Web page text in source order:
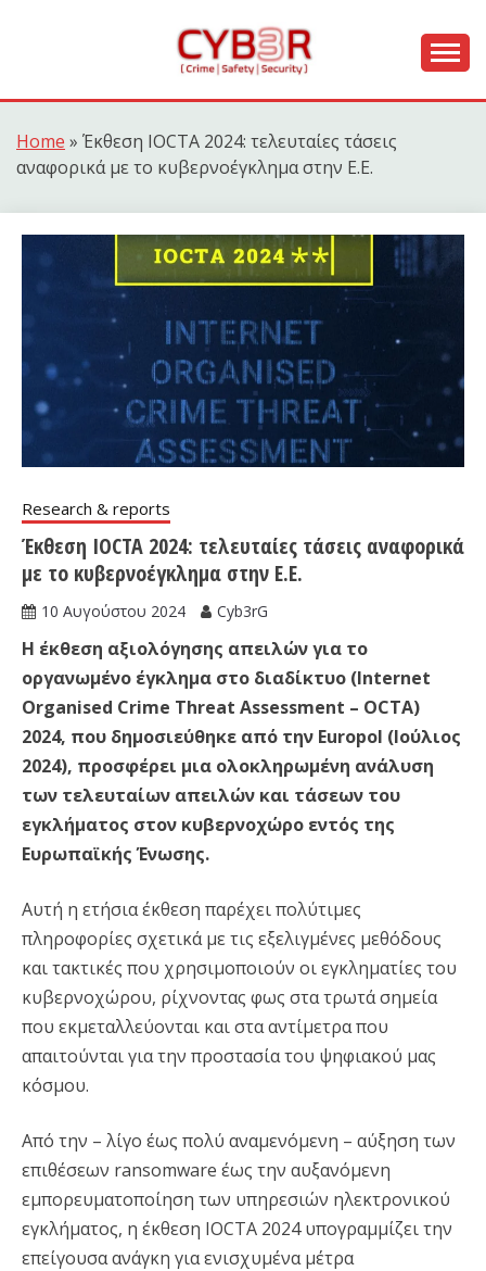
CYB3R
Home » Έκθεση IOCTA 2024: τελευταίες τάσεις
αναφορικά με το κυβερνοέγκλημα στην Ε.Ε.
Research & reports
Έκθεση IOCTA 2024: τελευταίες τάσεις αναφορικά
με το κυβερνοέγκλημα στην Ε.Ε.
10 Αυγούστου 2024 Cyb3rG
Η έκθεση αξιολόγησης απειλών για το
οργανωμένο έγκλημα στο διαδίκτυο (Internet
Organised Crime Threat Assessment – OCTA)
2024, που δημοσιεύθηκε από την Europol (Ιούλιος
2024), προσφέρει μια ολοκληρωμένη ανάλυση
των τελευταίων απειλών και τάσεων του
εγκλήματος στον κυβερνοχώρο εντός της
Ευρωπαϊκής Ένωσης.
Αυτή η ετήσια έκθεση παρέχει πολύτιμες
πληροφορίες σχετικά με τις εξελιγμένες μεθόδους
και τακτικές που χρησιμοποιούν οι εγκληματίες του
κυβερνοχώρου, ρίχνοντας φως στα τρωτά σημεία
που εκμεταλλεύονται και στα αντίμετρα που
απαιτούνται για την προστασία του ψηφιακού μας
κόσμου.
Από την – λίγο έως πολύ αναμενόμενη – αύξηση των
επιθέσεων ransomware έως την αυξανόμενη
εμπορευματοποίηση των υπηρεσιών ηλεκτρονικού
εγκλήματος, η έκθεση IOCTA 2024 υπογραμμίζει την
επείγουσα ανάγκη για ενισχυμένα μέτρα